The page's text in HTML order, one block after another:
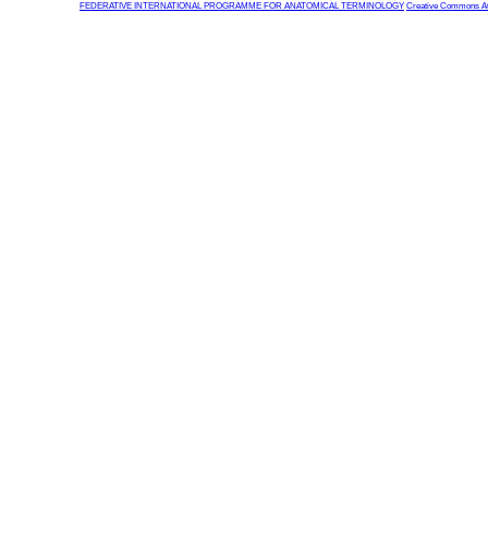
FEDERATIVE INTERNATIONAL PROGRAMME FOR ANATOMICAL TERMINOLOGY Creative Commons